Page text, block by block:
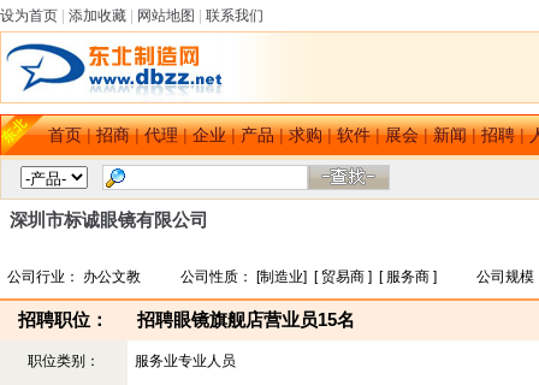
设为首页 添加收藏 网站地图 联系我们
首页|招商|代理|企业|产品|求购|软件|展会|新闻|招聘|
深圳市标诚眼镜有限公司
公司行业： 办公文教 公司性质： [制造业] [ 贸易商 ] [ 服务商 ] 公司规模
招聘职位： 招聘眼镜旗舰店营业员15名
职位类别： 服务业专业人员